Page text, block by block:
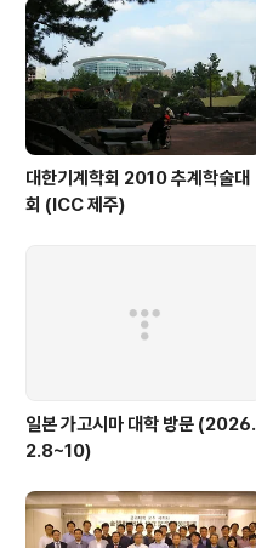
대한기계학회 2010 추계학술대
회 (ICC 제주)
일본 가고시마 대학 방문 (2026.
2.8~10)